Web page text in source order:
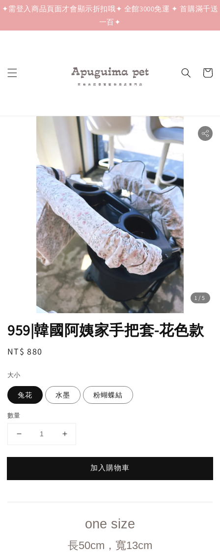
✦需登入商品頁面才會顯示折扣哦✦ 全館3000免運 ✦ 首購滿千送
一百✦
1 /5
959|韓國阿姨家手把套-花色款
Regular
NT$ 880
大小
兔花 水墨 粉蝴蝶結
數量
加入購物車
one size
長50cm，寬13cm